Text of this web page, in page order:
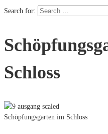
Search for:
Schloss
Schöpfungsgarten im Schloss